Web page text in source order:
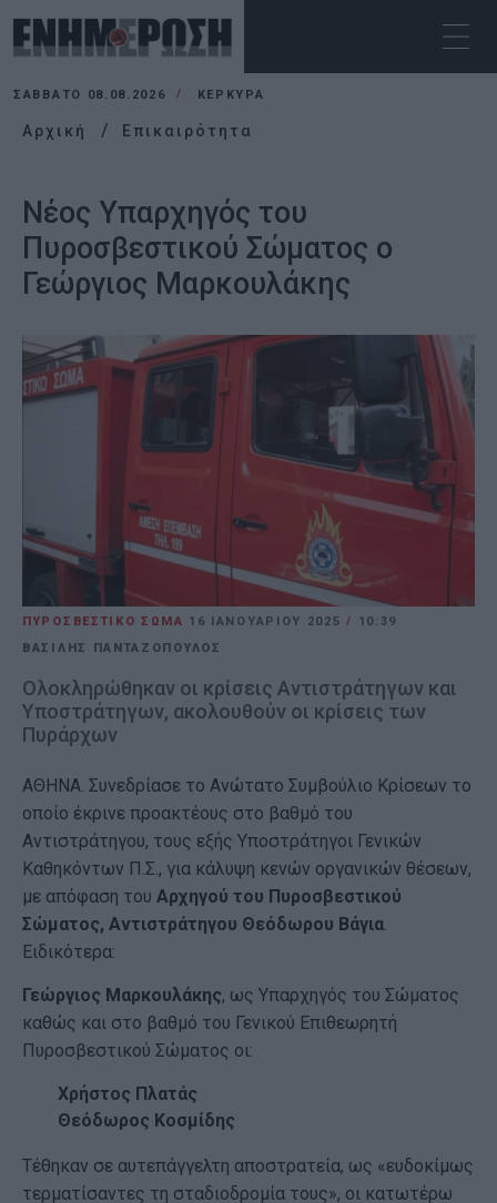
ΣΆΒΒΑΤΟ 08.08.2026 ΚΕΡΚΥΡΑ
Αρχική Επικαιρότητα
Νέος Υπαρχηγός του
Πυροσβεστικού Σώματος ο
Γεώργιος Μαρκουλάκης
ΠΥΡΟΣΒΕΣΤΙΚΟ ΣΩΜΑ 16 ΙΑΝΟΥΑΡΊΟΥ 2025/
10:39
ΒΑΣΙΛΗΣ ΠΑΝΤΑΖΟΠΟΥΛΟΣ
Ολοκληρώθηκαν οι κρίσεις Αντιστράτηγων και
Υποστράτηγων, ακολουθούν οι κρίσεις των
Πυράρχων
ΑΘΗΝΑ. Συνεδρίασε το Ανώτατο Συμβούλιο Κρίσεων το
οποίο έκρινε προακτέους στο βαθμό του
Αντιστράτηγου, τους εξής Υποστράτηγοι Γενικών
Καθηκόντων Π.Σ., για κάλυψη κενών οργανικών θέσεων,
με απόφαση του Αρχηγού του Πυροσβεστικού
Σώματος, Αντιστράτηγου Θεόδωρου Βάγια
Ειδικότερα:
Γεώργιος Μαρκουλάκης, ως Υπαρχηγός του Σώματος
καθώς και στο βαθμό του Γενικού Επιθεωρητή
Πυροσβεστικού Σώματος οι:
Χρήστος Πλατάς
Θεόδωρος Κοσμίδης
Τέθηκαν σε αυτεπάγγελτη αποστρατεία, ως «ευδοκίμως
τερματίσαντες τη σταδιοδρομία τους», οι κατωτέρω